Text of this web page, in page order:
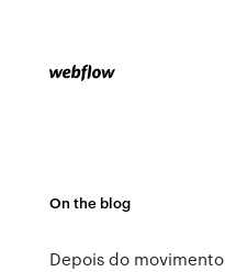
On the blog
Depois do movimento